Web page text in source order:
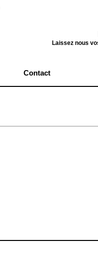
Laissez nous
Contact